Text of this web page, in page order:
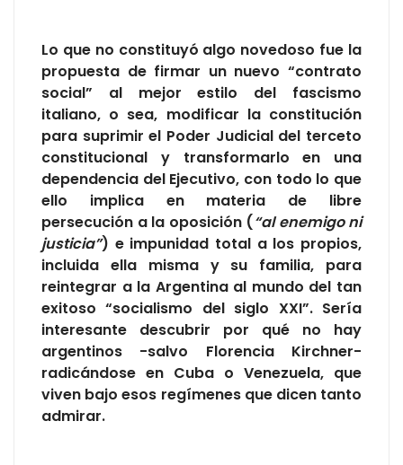
Lo que no constituyó algo novedoso fue la
propuesta de firmar un nuevo “contrato
social” al mejor estilo del fascismo
italiano, o sea, modificar la constitución
para suprimir el Poder Judicial del terceto
constitucional y transformarlo en una
dependencia del Ejecutivo, con todo lo que
ello implica en materia de libre
persecución a la oposición (“al enemigo ni
justicia”) e impunidad total a los propios,
incluida ella misma y su familia, para
reintegrar a la Argentina al mundo del tan
exitoso “socialismo del siglo XXI”. Sería
interesante descubrir por qué no hay
argentinos -salvo Florencia Kirchner-
radicándose en Cuba o Venezuela, que
viven bajo esos regímenes que dicen tanto
admirar.